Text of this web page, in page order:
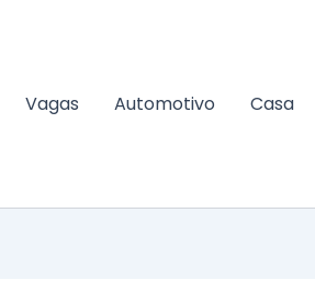
Vagas Automotivo Casa